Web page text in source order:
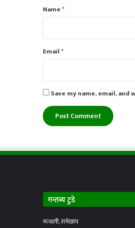
*Name*
Email*
Save my name, email,
गन्तब्य टुडे
मन्थली, रामेछाप